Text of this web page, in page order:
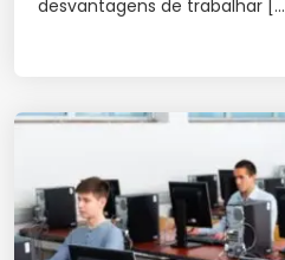
desvantagens de trabalhar […]